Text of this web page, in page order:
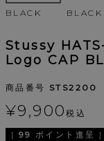
BLACK BLACK
Stussy
Logo CAP
商品番号 STS2200
¥9,900税込
[ 99 ポイント進呈 ]